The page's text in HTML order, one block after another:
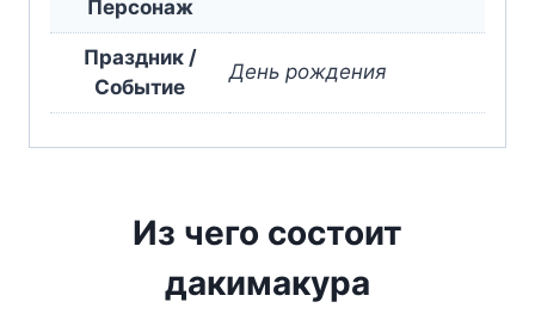
Персонаж
Праздник /
Событие
День рождения
Из чего состоит
дакимакура